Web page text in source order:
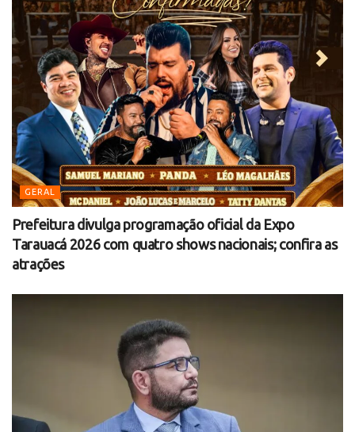
GERAL
Prefeitura divulga programação oficial da Expo
Tarauacá 2026 com quatro shows nacionais; confira as
atrações